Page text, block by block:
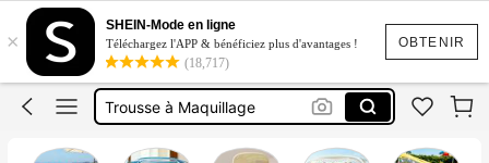
OBTENIR
×
SHEIN-Mode en ligne
Téléchargez l'APP & bénéficiez plus d'avantages !
(18,717)
Trousse De Toilette
Trousse De Toilette Grande Taille
Trousse à Maquillage
Sac De Plage